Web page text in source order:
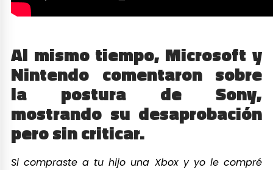
Al mismo tiempo, Microsoft y
Nintendo comentaron sobre
la postura de Sony,
mostrando su desaprobación
pero sin criticar.
Si compraste a tu hijo una Xbox y yo le compré